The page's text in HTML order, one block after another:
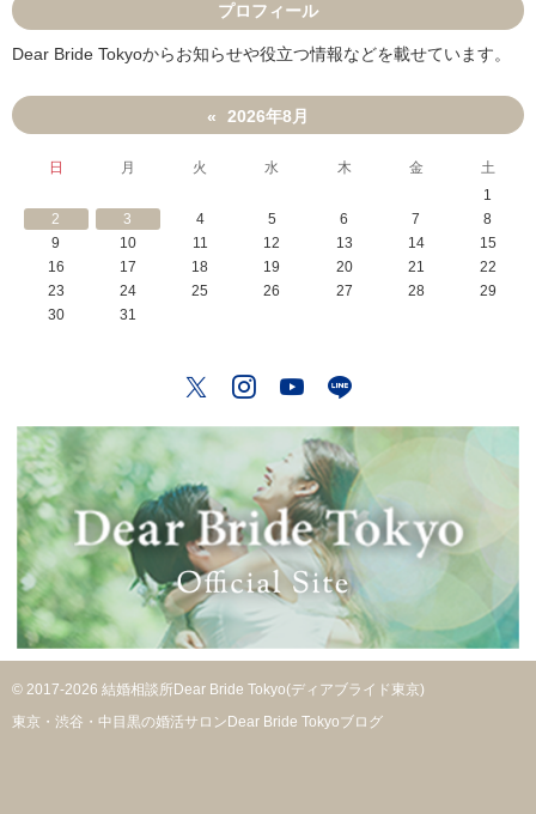
プロフィール
Dear Bride Tokyoからお知らせや役立つ情報などを載せています。
« 2026年8月
日 月 火 水 木 金
土
1
2
3 4 5 6 7
8
9
10 11 12 13 14
15
16
17 18 19 20 21
22
23
24 25 26 27 28
29
30
31
TwitterInstagram
YouTube
© 2017-2026 結婚相談所Dear Bride Tokyo(ディアブライド東京)
東京・渋谷・中目黒の婚活サロンDear Bride Tokyoブログ